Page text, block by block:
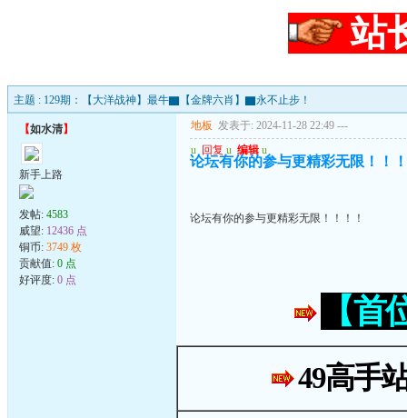
站
主题 : 129期：【大洋战神】最牛▇【金牌六肖】▇永不止步！
【如水清】
新手上路
发帖: 4583
威望: 12436 点
铜币: 3749 枚
贡献值: 0 点
好评度: 0 点
地板 发表于: 2024-11-28 22:49 ---
u 回复 u 编辑 u
论坛有你的参与更精彩无限！！
论坛有你的参与更精彩无限！！！！
【
49高手